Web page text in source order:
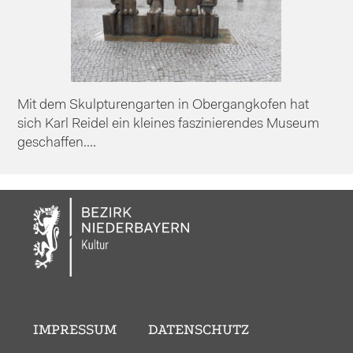
Mit dem Skulpturengarten in Obergangkofen hat
sich Karl Reidel ein kleines faszinierendes Museum
geschaffen....
IMPRESSUM DATENSCHUTZ